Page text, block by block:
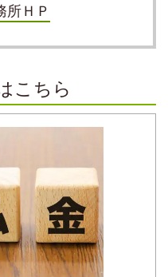
所ＨＰ
こちら